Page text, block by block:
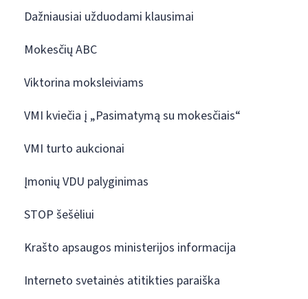
Dažniausiai užduodami klausimai
Mokesčių ABC
Viktorina moksleiviams
VMI kviečia į „Pasimatymą su mokesčiais“
VMI turto aukcionai
Įmonių VDU palyginimas
STOP šešėliui
Krašto apsaugos ministerijos informacija
Interneto svetainės atitikties paraiška